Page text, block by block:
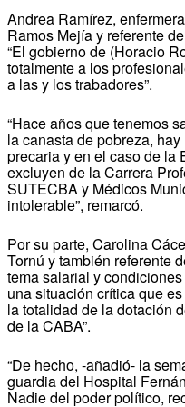
Andrea Ramírez,
Ramos Mejía y referente
“El gobierno de (Horacio
totalmente a los
a las y los trabadores”.
“Hace años que tenemos
la canasta de pobreza,
precaria y en el caso de la
excluyen de la Carrera
SUTECBA y Médicos
intolerable”, remarcó.
Por su parte, Carolina
Tornú y también referente
tema salarial y
una situación crítica que
la totalidad de la dotación
de la CABA”.
“De hecho, -añadió- la
guardia del Hospital
Nadie del poder político,